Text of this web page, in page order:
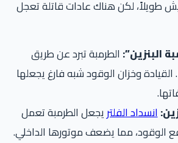
طويلاً، لكن هناك عادات قاتلة تعجل
البنزين”: الطرمبة تبرد عن طريق
القيادة وخزان الوقود شبه فارغ يجعلها
انسداد الفلتريجعل الطرمبة تعمل
مما يضعف موتورها الداخلي.